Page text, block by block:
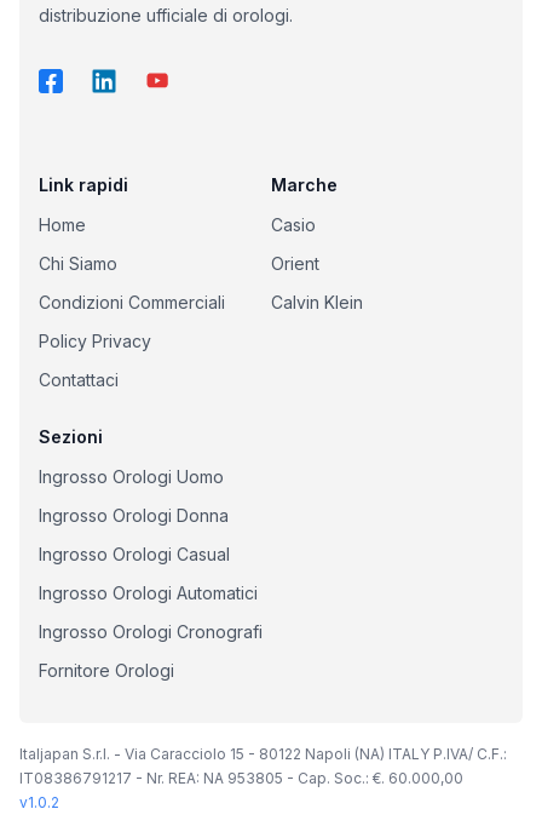
distribuzione ufficiale di orologi.
Link rapidi
Home
Chi Siamo
Condizioni Commerciali
Policy Privacy
Contattaci
Marche
Casio
Orient
Calvin Klein
Sezioni
Ingrosso Orologi Uomo
Ingrosso Orologi Donna
Ingrosso Orologi Casual
Ingrosso Orologi Automatici
Ingrosso Orologi Cronografi
Fornitore Orologi
Italjapan S.r.l. - Via Caracciolo 15 - 80122 Napoli (NA) ITALY P.IVA/ C.F.:
IT08386791217 - Nr. REA: NA 953805 - Cap. Soc.: €. 60.000,00
v1.0.2